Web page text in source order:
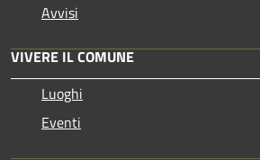
Avvisi
VIVERE IL COMUNE
Luoghi
Eventi